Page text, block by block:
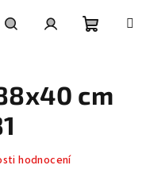
košík
cm
hodnocení